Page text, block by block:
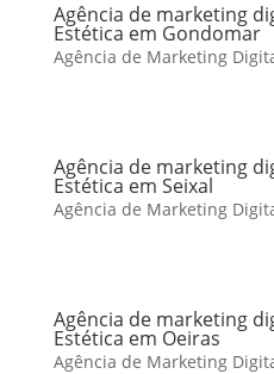
Agência de marketing
Estética em Gondomar
Agência de Marketing
Agência de marketing
Estética em Seixal
Agência de Marketing
Agência de marketing
Estética em Oeiras
Agência de Marketing